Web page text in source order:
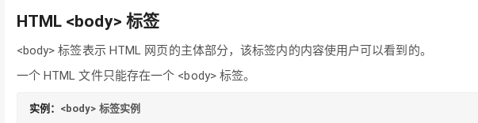
HTML <body> 标签
<body> 标签表示 HTML 网页的主体部分，该标签内的内容使用户可以看到的。
一个 HTML 文件只能存在一个 <body> 标签。
实例： <body> 标签实例